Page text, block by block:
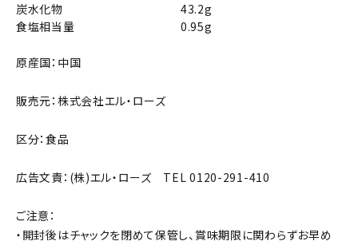
炭水化物
43.2g
食塩相当量
0.95g
原産国：中国
販売元：株式会社エル・ローズ
区分：食品
広告文責：(株)エル・ローズ TEL 0120-291-410
ご注意：
・開封後はチャックを閉めて保管し、賞味期限に関わらずお早め